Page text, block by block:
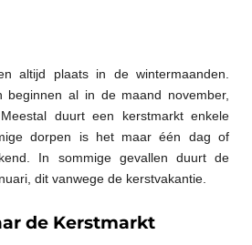
altijd plaats in de wintermaanden.
beginnen al in de maand november,
duurt een kerstmarkt enkele
dorpen is het maar één dag of
In sommige gevallen duurt de
dit vanwege de kerstvakantie.
de Kerstmarkt